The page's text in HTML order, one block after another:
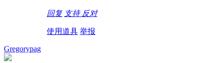
回复 支持 反对
使用道具 举报
Gregorypag